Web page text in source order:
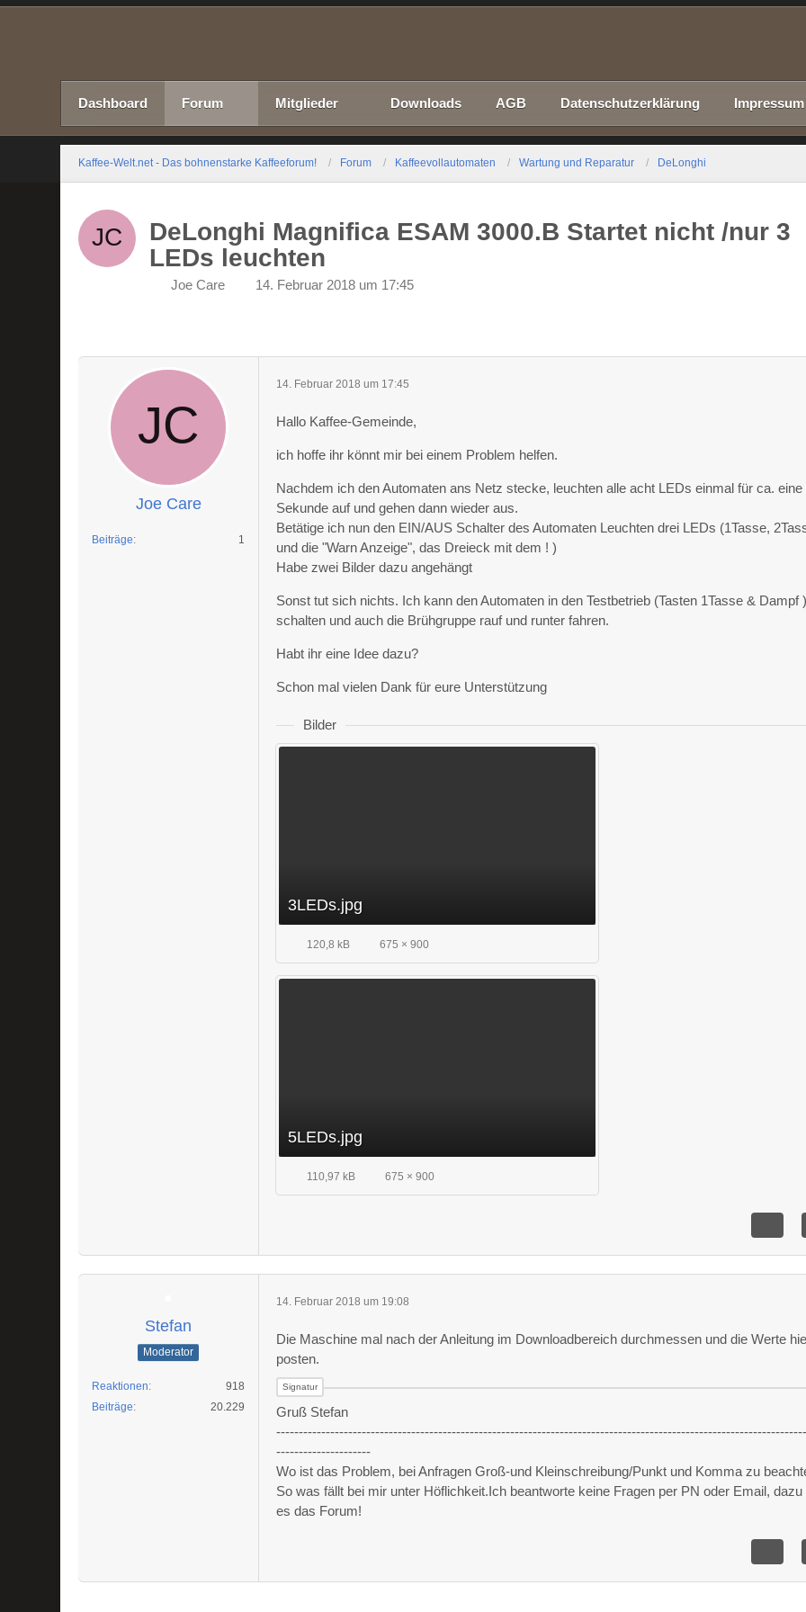
Dashboard Forum Mitglieder Downloads AGB Datenschutzerklärung Impressum
Kaffee-Welt.net - Das bohnenstarke Kaffeeforum! Forum Kaffeevollautomaten Wartung und Reparatur DeLonghi
DeLonghi Magnifica ESAM 3000.B Startet nicht /nur 3
LEDs leuchten
Joe Care 14. Februar 2018 um 17:45
Joe Care
Beiträge 1
14. Februar 2018 um 17:45
Hallo Kaffee-Gemeinde,
ich hoffe ihr könnt mir bei einem Problem helfen.
Nachdem ich den Automaten ans Netz stecke, leuchten alle acht LEDs einmal für ca. eine
Sekunde auf und gehen dann wieder aus.
Betätige ich nun den EIN/AUS Schalter des Automaten Leuchten drei LEDs (1Tasse,
und die "Warn Anzeige", das Dreieck mit dem ! )
Habe zwei Bilder dazu angehängt
Sonst tut sich nichts. Ich kann den Automaten in den Testbetrieb (Tasten 1Tasse & Dampf )
schalten und auch die Brühgruppe rauf und runter fahren.
Habt ihr eine Idee dazu?
Schon mal vielen Dank für eure Unterstützung
Bilder
3LEDs.jpg
120,8 kB 675 × 900
5LEDs.jpg
110,97 kB 675 × 900
Stefan
Moderator
Reaktionen
918
Beiträge
20.229
14. Februar 2018 um 19:08
Die Maschine mal nach der Anleitung im Downloadbereich durchmessen und die Werte
posten.
Gruß Stefan
---------------------
Wo ist das Problem, bei Anfragen Groß-und Kleinschreibung/Punkt und Komma zu
So was fällt bei mir unter Höflichkeit.Ich beantworte keine Fragen per PN oder Email, dazu
es das Forum!